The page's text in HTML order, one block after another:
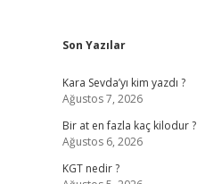
Sidebar
Son Yazılar
Kara Sevda’yı kim yazdı ?
Ağustos 7, 2026
Bir at en fazla kaç kilodur ?
Ağustos 6, 2026
KGT nedir ?